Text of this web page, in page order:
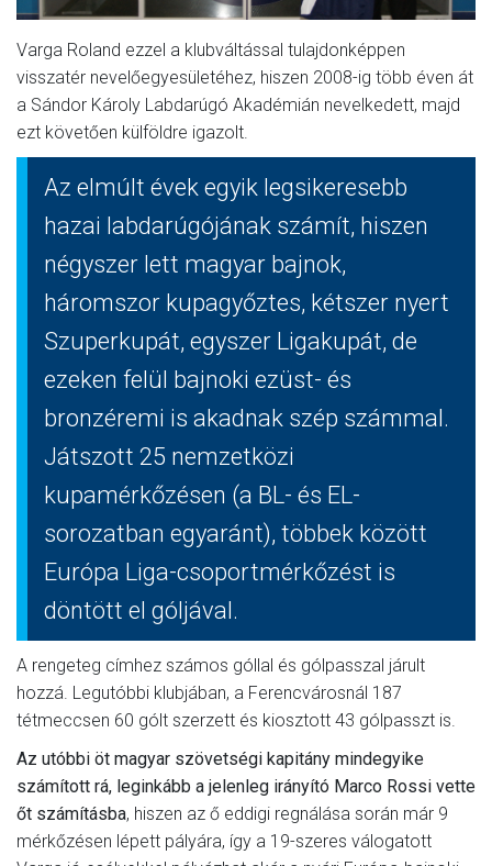
Varga Roland ezzel a klubváltással tulajdonképpen
visszatér nevelőegyesületéhez, hiszen 2008-ig több éven át
a Sándor Károly Labdarúgó Akadémián nevelkedett, majd
ezt követően külföldre igazolt.
Az elmúlt évek egyik legsikeresebb
hazai labdarúgójának számít, hiszen
négyszer lett magyar bajnok,
háromszor kupagyőztes, kétszer nyert
Szuperkupát, egyszer Ligakupát, de
ezeken felül bajnoki ezüst- és
bronzéremi is akadnak szép számmal.
Játszott 25 nemzetközi
kupamérkőzésen (a BL- és EL-
sorozatban egyaránt), többek között
Európa Liga-csoportmérkőzést is
döntött el góljával.
A rengeteg címhez számos góllal és gólpasszal járult
hozzá. Legutóbbi klubjában, a Ferencvárosnál 187
tétmeccsen 60 gólt szerzett és kiosztott 43 gólpasszt is.
Az utóbbi öt magyar szövetségi kapitány mindegyike
számított rá, leginkább a jelenleg irányító Marco Rossi vette
őt számításba, hiszen az ő eddigi regnálása során már 9
mérkőzésen lépett pályára, így a 19-szeres válogatott